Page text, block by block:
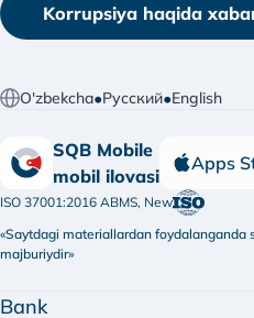
Korrupsiya haqida
O'zbekcha•Русский•English
SQB Mobile
mobil ilovasi
Apps
ISO 37001:2016 ABMS, New
«Saytdagi materiallardan foydalanganda
majburiydir»
Bank